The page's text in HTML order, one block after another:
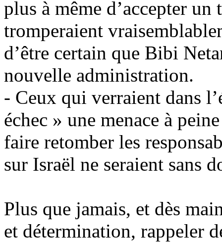
plus à même d’accepter
tromperaient
d’être certain que Bibi
nouvelle administration.
- Ceux qui verraient dans
échec » une menace à
faire retomber les
sur Israël ne seraient sans
Plus que jamais, et dès
et détermination, rappeler